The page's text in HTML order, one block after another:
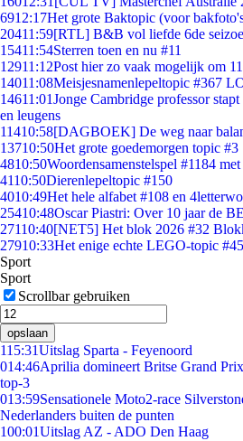
6912:17Het grote Baktopic (voor
20411:59[RTL] B&B vol liefde 6de
15411:54Sterren toen en nu #11
12911:12Post hier zo vaak mogelijk om
14011:08Meisjesnamenlepeltopic #367
14611:01Jonge Cambridge professor
en leugens
11410:58[DAGBOEK] De weg naar
13710:50Het grote goedemorgen topic #3
4810:50Woordensamenstelspel #1184
4110:50Dierenlepeltopic #150
4010:49Het hele alfabet #108 en
25410:48Oscar Piastri: Over 10 jaar de
27110:40[NET5] Het blok 2026 #32
27910:33Het enige echte LEGO-topic
Sport
Sport
Scrollbar gebruiken
opslaan
115:31Uitslag Sparta - Feyenoord
014:46Aprilia domineert Britse Grand
top-3
013:59Sensationele Moto2-race
Nederlanders buiten de punten
100:01Uitslag AZ - ADO Den Haag